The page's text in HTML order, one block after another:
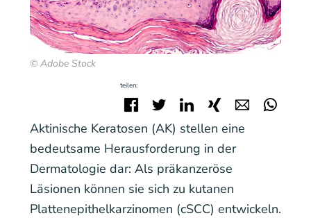
© Adobe Stock
teilen:
FacebookTwitterLinkedIn
Xing E-mail
Aktinische Keratosen (AK) stellen eine
bedeutsame Herausforderung in der
Dermatologie dar: Als präkanzeröse
Läsionen können sie sich zu kutanen
Plattenepithelkarzinomen (cSCC) entwickeln.